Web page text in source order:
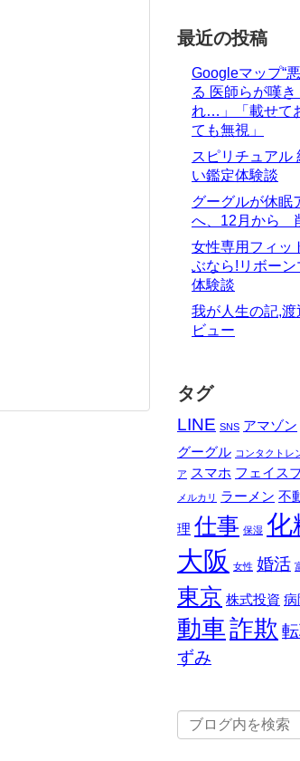
最近の投稿
Googleマップ“
る 医師らが嘆
れ…」「載せて
ても無視」
スピリチュアル
い鑑定体験談
グーグルが休眠
へ、12月から
女性専用フィッ
ぶなら!リボー
体験談
我が人生の記,
ビュー
タグ
LINE SNS アマゾン
グーグル コンタクトレ
ア スマホ フェイス
メルカリ ラーメン 不
理 仕事 保湿 化
大阪 女性 婚活
東京 株式投資 病
動車詐欺
ずみ